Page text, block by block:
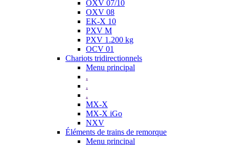
OXV 07/10
OXV 08
EK-X 10
PXV M
PXV 1.200 kg
OCV 01
Chariots tridirectionnels
Menu principal
.
.
.
MX-X
MX-X iGo
NXV
Éléments de trains de remorque
Menu principal